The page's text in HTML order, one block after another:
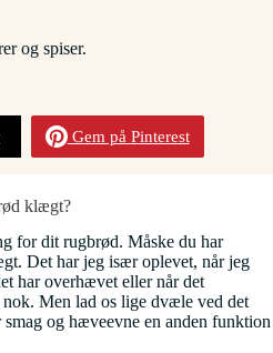
og spiser.
Gem på Pinterest
klægt?
for dit rugbrød. Måske du har
Det har jeg især oplevet, når jeg
har overhævet eller når det
Men lad os lige dvæle ved det
og hæveevne en anden funktion